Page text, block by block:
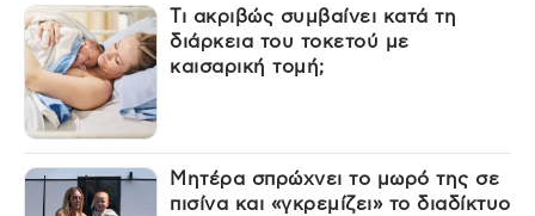
Τι ακριβώς συμβαίνει κατά τη
διάρκεια του τοκετού με
καισαρική τομή;
Μητέρα σπρώχνει το μωρό της σε
πισίνα και «γκρεμίζει» το διαδίκτυο